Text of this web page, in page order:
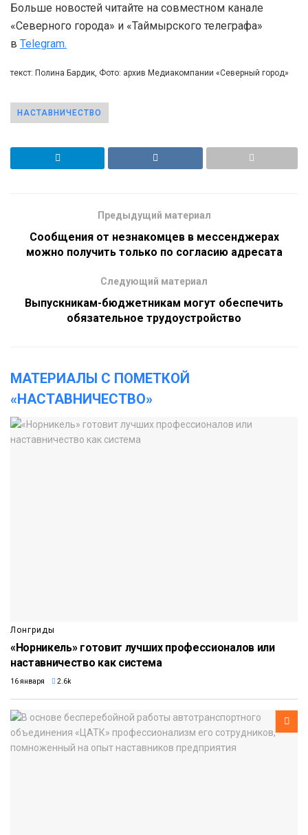
Больше новостей читайте на совместном канале
«Северного города» и «Таймырского телеграфа»
в Telegram.
текст: Полина Бардик, Фото: архив Медиакомпании «Северный город»
НАСТАВНИЧЕСТВО
Предыдущий материал
Сообщения от незнакомцев в мессенджерах
можно получить только по согласию адресата
Следующий материал
Выпускникам-бюджетникам могут обеспечить
обязательное трудоустройство
МАТЕРИАЛЫ С ПОМЕТКОЙ
«НАСТАВНИЧЕСТВО»
Лонгриды
«Норникель» готовит лучших профессионалов или
наставничество как система
16 января 2.6k